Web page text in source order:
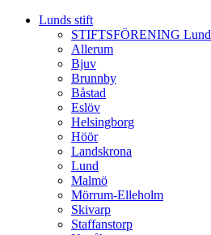
Lunds stift
STIFTSFÖRENING Lund
Allerum
Bjuv
Brunnby
Båstad
Eslöv
Helsingborg
Höör
Landskrona
Lund
Malmö
Mörrum-Elleholm
Skivarp
Staffanstorp